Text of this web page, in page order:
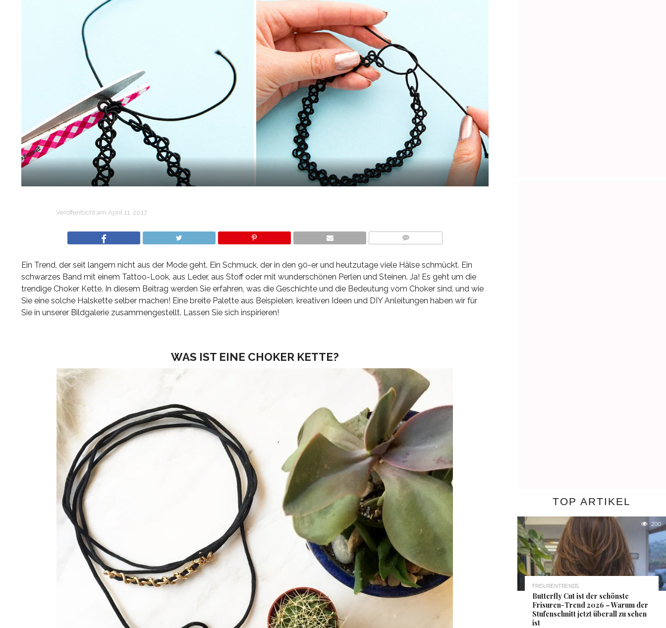
Veröffentlicht am April 11, 2017
Ein Trend, der seit langem nicht aus der Mode geht. Ein Schmuck, der in den 90-er und heutzutage viele Hälse schmückt. Ein
schwarzes Band mit einem Tattoo-Look, aus Leder, aus Stoff oder mit wunderschönen Perlen und Steinen. Ja! Es geht um die
trendige Choker Kette. In diesem Beitrag werden Sie erfahren, was die Geschichte und die Bedeutung vom Choker sind, und wie
Sie eine solche Halskette selber machen! Eine breite Palette aus Beispielen, kreativen Ideen und DIY Anleitungen haben wir für
Sie in unserer Bildgalerie zusammengestellt. Lassen Sie sich inspirieren!
WAS IST EINE CHOKER KETTE?
TOP ARTIKEL
200
FRISURENTRENDS
Butterfly Cut ist der schönste
Frisuren-Trend 2026 – Warum der
Stufenschnitt jetzt überall zu sehen
ist